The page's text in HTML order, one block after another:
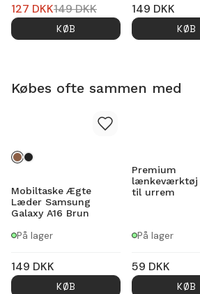
127 DKK149DKK
KØB
149 DKK
KØB
Købes ofte sammen med
Mobiltaske Ægte
Læder Samsung
Galaxy A16 Brun
På lager
149 DKK
KØB
Premium
lænkeværktøj
til urrem
På lager
59 DKK
KØB